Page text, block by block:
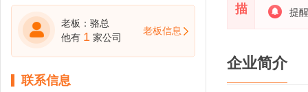
老板：骆总
他有 1 家公司
老板信息
联系信息
描
提
企业简介